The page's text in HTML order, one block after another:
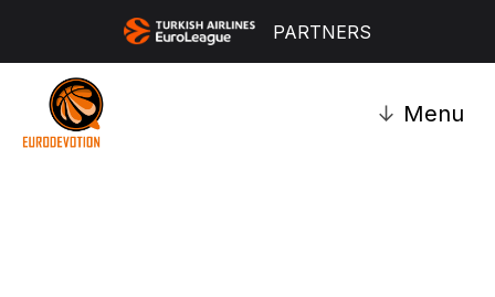
PARTNERS
↓ Menu